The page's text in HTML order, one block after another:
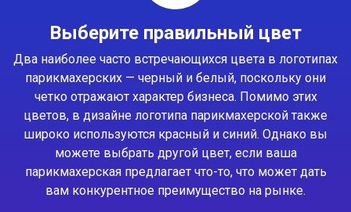
Выберите правильный цвет
Два наиболее часто встречающихся цвета в логотипах
парикмахерских — черный и белый, поскольку они
четко отражают характер бизнеса. Помимо этих
цветов, в дизайне логотипа парикмахерской также
широко используются красный и синий. Однако вы
можете выбрать другой цвет, если ваша
парикмахерская предлагает что-то, что может дать
вам конкурентное преимущество на рынке.